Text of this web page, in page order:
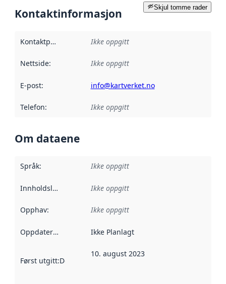
Skjul tomme rader
Kontaktinformasjon
Kontaktpunkt Ikke oppgitt
Nettside: Ikke oppgitt
E-post: info@kartverket.no
Telefon: Ikke oppgitt
Om dataene
Språk: Ikke oppgitt
Innholdsleverandører :
Ikke oppgitt
Opphav: Ikke oppgitt
Oppdateringsfrekvens :
Ikke Planlagt
Først utgitt:Denne datoen sier når dataene i dette
10. august 2023